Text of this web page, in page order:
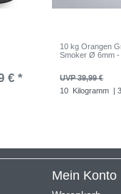
€ *
10 kg Orangen
Smoker Ø 6mm -
UVP 39,99 €
10 Kilogramm |
Mein Konto